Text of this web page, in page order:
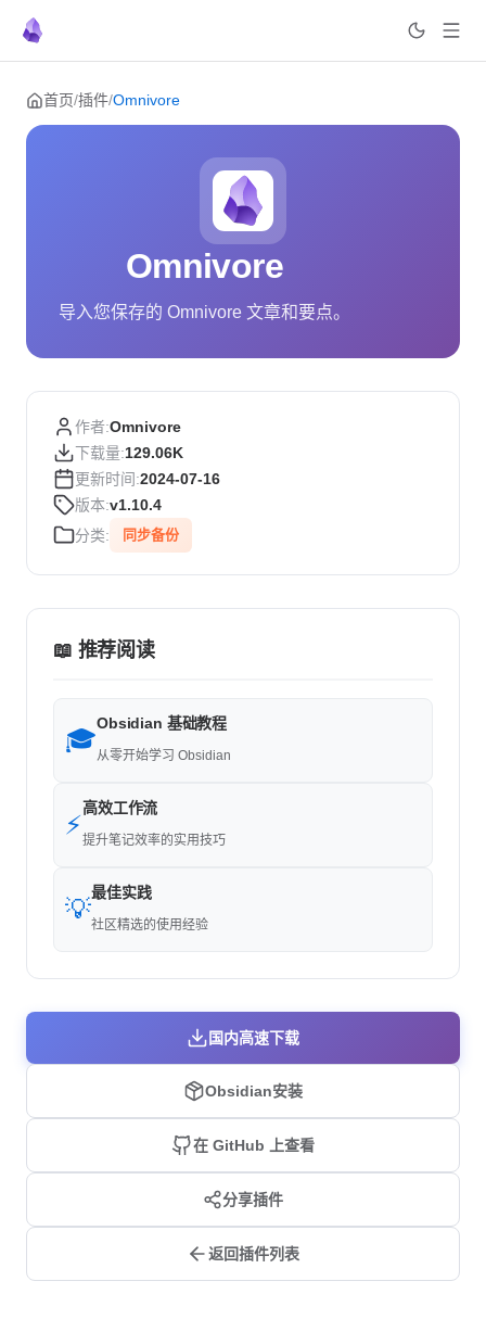
Skip to content
首页/插件/Omnivore
Omnivore
导入您保存的 Omnivore 文章和要点。
作者:Omnivore
下载量:129.06K
更新时间:2024-07-16
版本:v1.10.4
分类:
同步备份
📖 推荐阅读
🎓
Obsidian 基础教程
从零开始学习 Obsidian
⚡
高效工作流
提升笔记效率的实用技巧
💡
最佳实践
社区精选的使用经验
国内高速下载
Obsidian安装
在 GitHub 上查看
分享插件
返回插件列表